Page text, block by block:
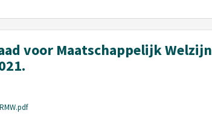
voor Maatschappelijk Welzijn